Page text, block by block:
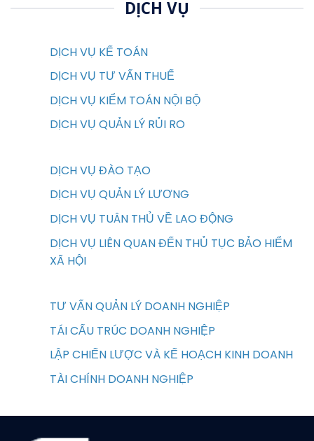
DỊCH VỤ
DỊCH VỤ KẾ TOÁN
DỊCH VỤ TƯ VẤN THUẾ
DỊCH VỤ KIỂM TOÁN NỘI BỘ
DỊCH VỤ QUẢN LÝ RỦI RO
DỊCH VỤ ĐÀO TẠO
DỊCH VỤ QUẢN LÝ LƯƠNG
DỊCH VỤ TUÂN THỦ VỀ LAO ĐỘNG
DỊCH VỤ LIÊN QUAN ĐẾN THỦ TỤC BẢO HIỂM
XÃ HỘI
TƯ VẤN QUẢN LÝ DOANH NGHIỆP
TÁI CẤU TRÚC DOANH NGHIỆP
LẬP CHIẾN LƯỢC VÀ KẾ HOẠCH KINH DOANH
TÀI CHÍNH DOANH NGHIỆP